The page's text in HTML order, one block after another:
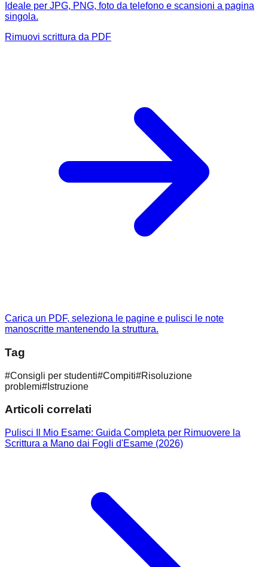
Ideale per JPG, PNG, foto da telefono e scansioni a pagina
singola.
Rimuovi scrittura da PDF
Carica un PDF, seleziona le pagine e pulisci le note
manoscritte mantenendo la struttura.
Tag
#Consigli per studenti#Compiti#Risoluzione
problemi# Istruzione
Articoli correlati
Pulisci Il Mio Esame: Guida Completa per Rimuovere la
Scrittura a Mano dai Fogli d'Esame (2026)